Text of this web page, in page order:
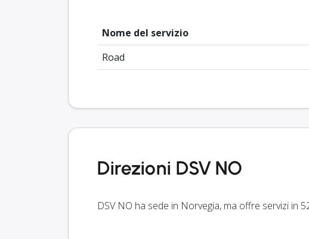
Nome del servizio
Road
Direzioni DSV NO
DSV NO ha sede in Norvegia, ma offre servizi in